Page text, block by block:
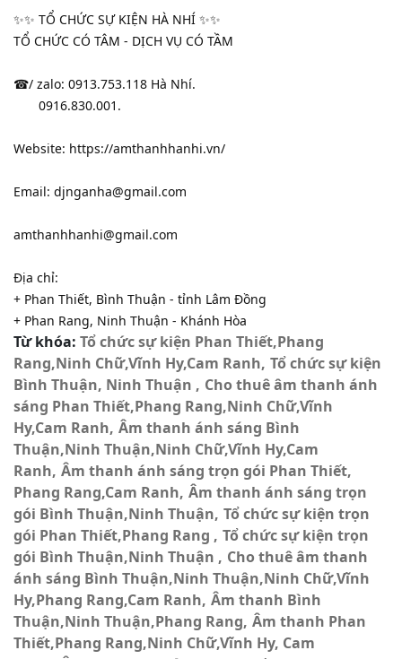
✨✨ TỔ CHỨC SỰ KIỆN HÀ NHÍ ✨✨
TỔ CHỨC CÓ TÂM - DỊCH VỤ CÓ TẦM
☎/ zalo: 0913.753.118 Hà Nhí.
0916.830.001.
Website: https://amthanhhanhi.vn/
Email: djnganha@gmail.com
amthanhhanhi@gmail.com
Địa chỉ:
+ Phan Thiết, Bình Thuận - tỉnh Lâm Đồng
+ Phan Rang, Ninh Thuận - Khánh Hòa
Từ khóa: Tổ chức sự kiện Phan Thiết,Phang
Rang,Ninh Chữ,Vĩnh Hy,Cam Ranh Tổ chức sự kiện
Bình Thuận, Ninh Thuận
Cho thuê âm thanh ánh
sáng Phan Thiết,Phang Rang,Ninh Chữ,Vĩnh
Hy,Cam Ranh Âm thanh ánh sáng Bình
Thuận,Ninh Thuận,Ninh Chữ,Vĩnh Hy,Cam
Ranh Âm thanh ánh sáng trọn gói Phan Thiết,
Phang Rang,Cam Ranh Âm thanh ánh sáng trọn
gói Bình Thuận,Ninh Thuận Tổ chức sự kiện trọn
gói Phan Thiết,Phang Rang
Tổ chức sự kiện trọn
gói Bình Thuận,Ninh Thuận
Cho thuê âm thanh
ánh sáng Bình Thuận,Ninh Thuận,Ninh Chữ,Vĩnh
Hy,Phang Rang,Cam Ranh Âm thanh Bình
Thuận,Ninh Thuận,Phang Rang Âm thanh Phan
Thiết,Phang Rang,Ninh Chữ,Vĩnh Hy, Cam